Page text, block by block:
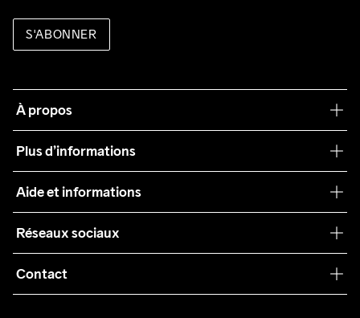
S'ABONNER
À propos
Plus d’informations
Teamwear
Durabilité
Collaborations
Aide et informations
Conditions générales
Retours
Réseaux sociaux
Contact